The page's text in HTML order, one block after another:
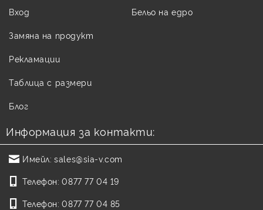
Вход Бельо на едро
Замяна на продукт
Рекламации
Таблица с размери
Блог
Информация за контакти:
Имейл: sales@sia-v.com
Телефон: 0877 77 04 19
Телефон: 0877 77 04 85